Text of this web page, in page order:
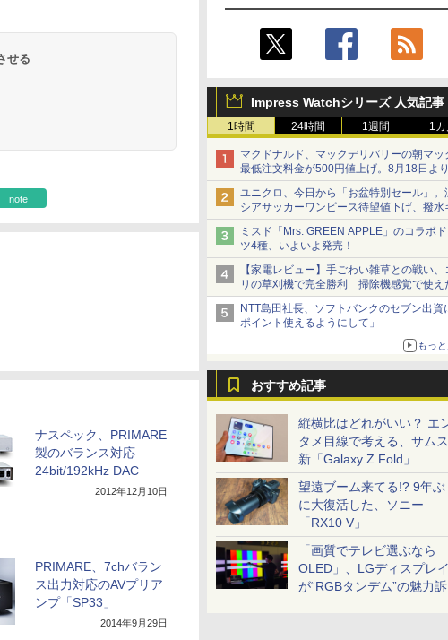
Impress Watchシリーズ 人気記事
1時間 24時間 1週間 1カ
マクドナルド、マックデリバリーの朝マッ
最低注文料金が500円値上げ。8月18日より
1,500円から受付
ユニクロ、今日から「お盆特別セール」。
シアサッカーワンピース待望値下げ、撥水
ショーツは1990円に
ミスド「Mrs. GREEN APPLE」のコラボ
ツ4種、いよいよ発売！
【家電レビュー】手ごわい雑草との戦い、
リの草刈機で完全勝利 掃除機感覚で使え
NTT島田社長、ソフトバンクのセブン出資
ポイント使えるようにして」
もっ
おすすめ記事
縦横比はどれがいい？ エ
タメ目線で考える、サム
新「Galaxy Z Fold」
望遠ブーム来てる!? 9年ぶ
に大復活した、ソニー
「RX10 V」
「画質でテレビ選ぶなら
OLED」、LGディスプレイ
が“RGBタンデム”の魅力訴
せる
note
ナスペック、PRIMARE
製のバランス対応
24bit/192kHz DAC
2012年12月10日
PRIMARE、7chバラン
ス出力対応のAVプリア
ンプ「SP33」
2014年9月29日